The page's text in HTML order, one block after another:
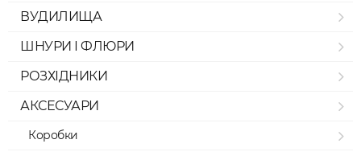
ВУДИЛИЩА
ШНУРИ І ФЛЮРИ
РОЗХІДНИКИ
АКСЕСУАРИ
Коробки